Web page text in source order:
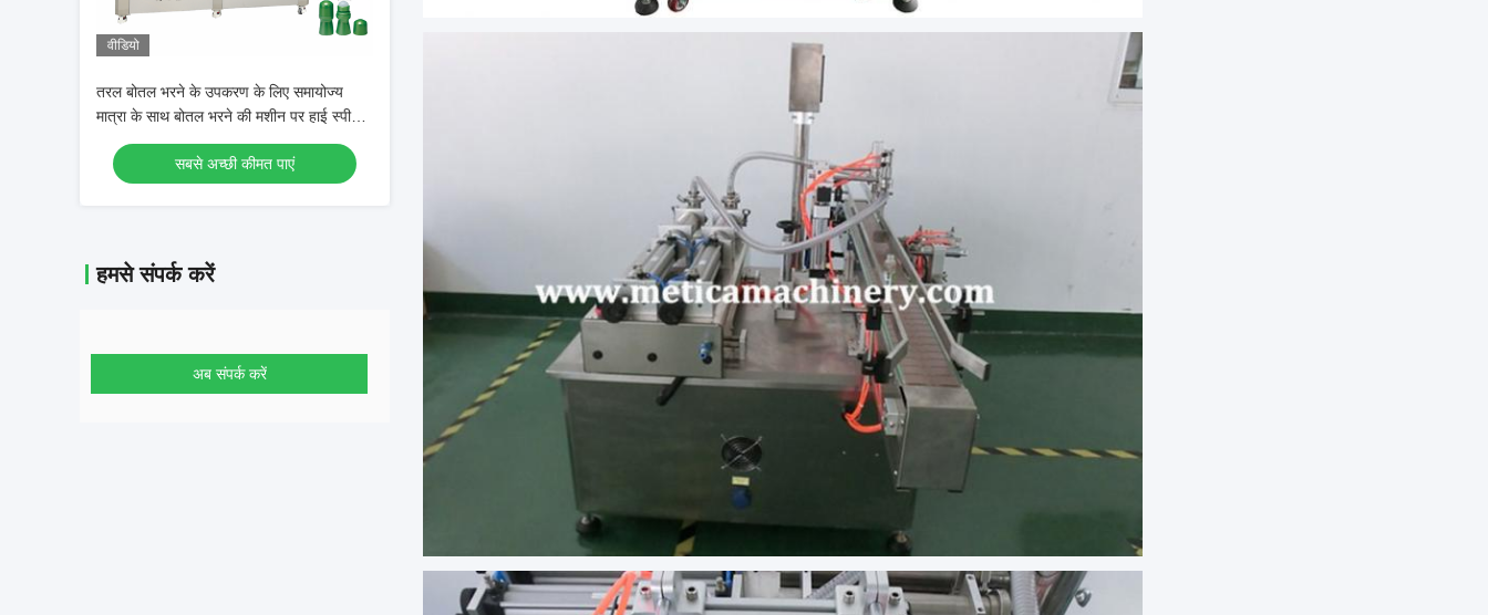
वीडियो
तरल बोतल भरने के उपकरण के लिए समायोज्य
मात्रा के साथ बोतल भरने की मशीन पर हाई स्पीड
डिओडोरेंट रोल
सबसे अच्छी कीमत पाएं
हमसे संपर्क करें
अब संपर्क करें